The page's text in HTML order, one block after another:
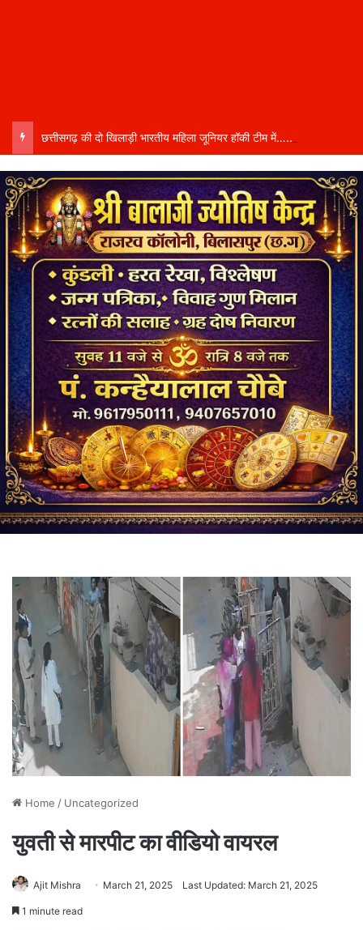
Home / Uncategorized
युवती से मारपीट का वीडियो वायरल
Ajit Mishra March 21, 2025 Last Updated: March 21, 2025
1 minute read